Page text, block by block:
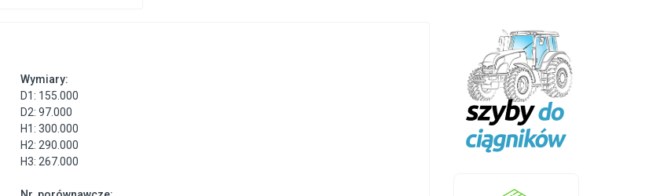
Wymiary:
D1: 155.000
D2: 97.000
H1: 300.000
H2: 290.000
H3: 267.000